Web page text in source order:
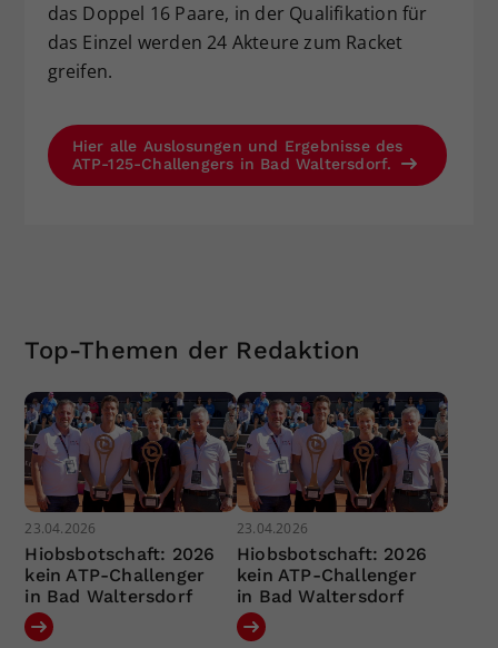
das Doppel 16 Paare, in der Qualifikation für
das Einzel werden 24 Akteure zum Racket
greifen.
Hier alle Auslosungen und Ergebnisse des
ATP-125-Challengers in Bad Waltersdorf.
Top-Themen der Redaktion
23.04.2026
Hiobsbotschaft: 2026
kein ATP-Challenger
in Bad Waltersdorf
23.04.2026
Hiobsbotschaft: 2026
kein ATP-Challenger
in Bad Waltersdorf